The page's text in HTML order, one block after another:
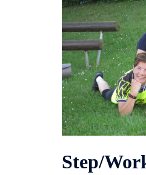
Step/